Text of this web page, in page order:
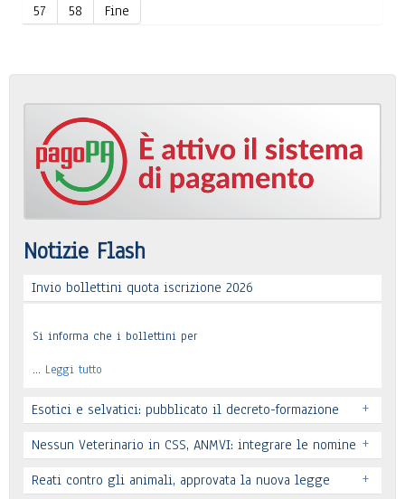
57
58 Fine
Notizie Flash
Invio bollettini quota iscrizione 2026
Si informa che i bollettini per
… Leggi tutto
Esotici e selvatici: pubblicato il decreto-formazione +
Nessun Veterinario in CSS, ANMVI: integrare le nomine +
Reati contro gli animali, approvata la nuova legge +